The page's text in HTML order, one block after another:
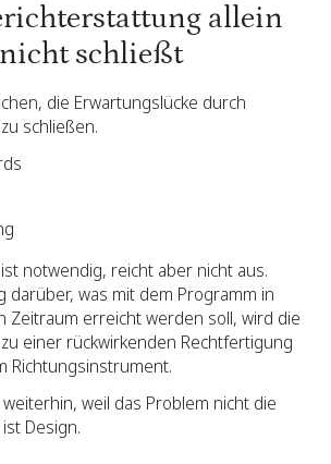
allein
schließt
die Erwartungslücke durch
schließen.
notwendig, reicht aber nicht aus.
darüber, was mit dem Programm in
Zeitraum erreicht werden soll, wird die
einer rückwirkenden Rechtfertigung
Richtungsinstrument.
weil das Problem nicht die
Design.